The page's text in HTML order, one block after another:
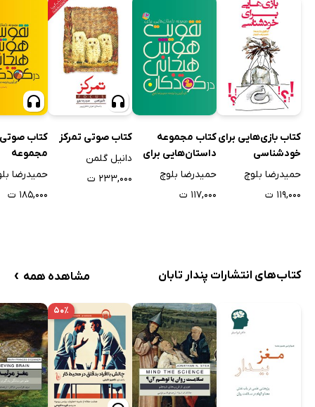
کتاب بازی‌هایی برای
خودشناسی
حمیدرضا بلوچ
۱۱۹,۰۰۰ ت
کتاب مجموعه
داستان‌هایی برای
تقویت هوش
حمیدرضا بلوچ
۱۱۷,۰۰۰ ت
کتاب صوتی تمرکز
دانیل گلمن
۲۳۳,۰۰۰ ت
کتاب صوتی
مجموعه
هیجانی در
حمیدرضا
۱۸۵,۰۰۰ ت
کتاب‌های انتشارات پندار تابان مشاهده همه ›
۵۰٪